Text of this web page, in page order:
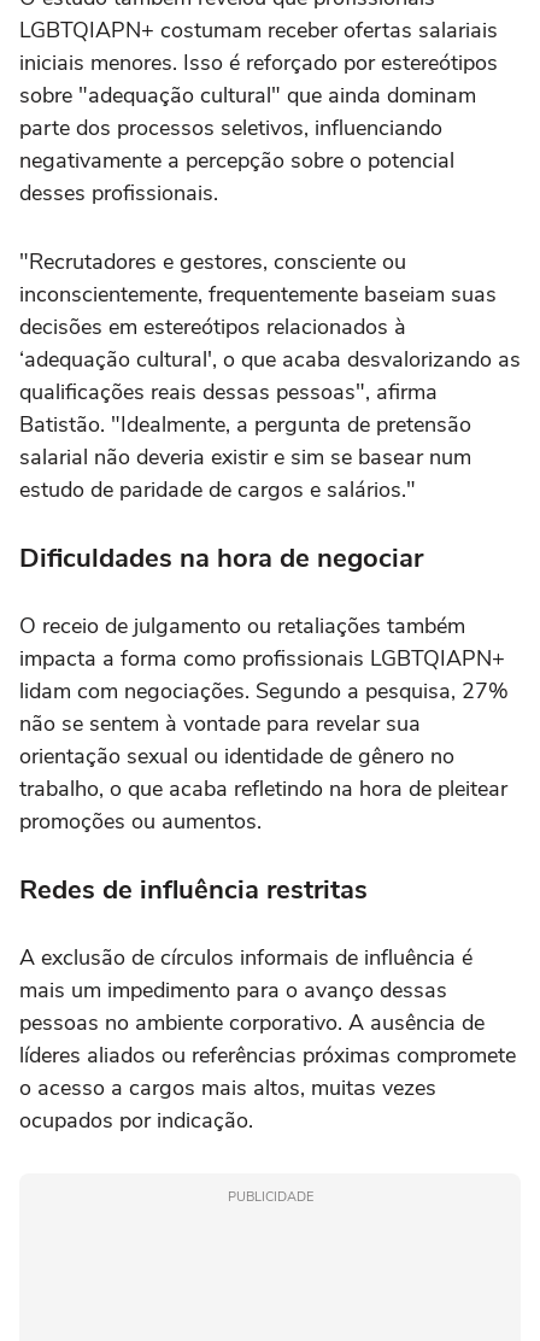
LGBTQIAPN+ costumam receber ofertas salariais
iniciais menores. Isso é reforçado por estereótipos
sobre "adequação cultural" que ainda dominam
parte dos processos seletivos, influenciando
negativamente a percepção sobre o potencial
desses profissionais.
"Recrutadores e gestores, consciente ou
inconscientemente, frequentemente baseiam suas
decisões em estereótipos relacionados à
‘adequação cultural', o que acaba desvalorizando as
qualificações reais dessas pessoas", afirma
Batistão. "Idealmente, a pergunta de pretensão
salarial não deveria existir e sim se basear num
estudo de paridade de cargos e salários."
Dificuldades na hora de negociar
O receio de julgamento ou retaliações também
impacta a forma como profissionais LGBTQIAPN+
lidam com negociações. Segundo a pesquisa, 27%
não se sentem à vontade para revelar sua
orientação sexual ou identidade de gênero no
trabalho, o que acaba refletindo na hora de pleitear
promoções ou aumentos.
Redes de influência restritas
A exclusão de círculos informais de influência é
mais um impedimento para o avanço dessas
pessoas no ambiente corporativo. A ausência de
líderes aliados ou referências próximas compromete
o acesso a cargos mais altos, muitas vezes
ocupados por indicação.
PUBLICIDADE